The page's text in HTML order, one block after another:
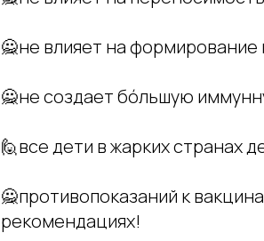
🙅не влияет на
🙅не создает бóльшую
🙋все дети в жарких странах
🙅противопоказаний к
рекомендациях!